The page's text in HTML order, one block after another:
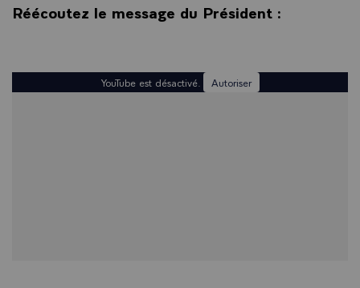
Réécoutez le message du Président :
YouTube est désactivé. Autoriser